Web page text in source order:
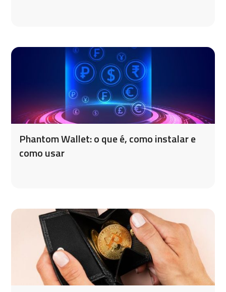
Phantom Wallet: o que é, como instalar e
como usar